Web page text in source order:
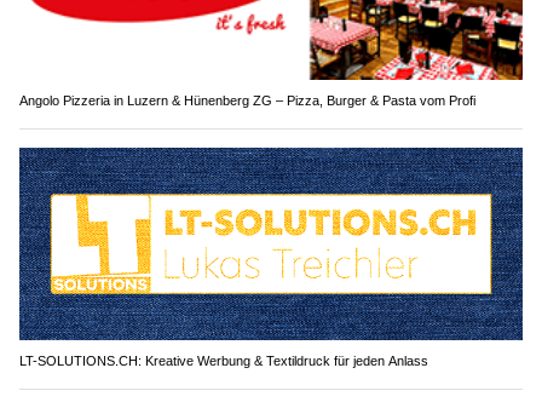
Angolo Pizzeria in Luzern & Hünenberg ZG – Pizza, Burger & Pasta vom Profi
LT-SOLUTIONS.CH: Kreative Werbung & Textildruck für jeden Anlass